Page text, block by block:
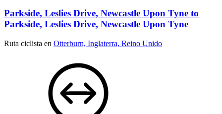
Parkside, Leslies Drive, Newcastle Upon Tyne to
Parkside, Leslies Drive, Newcastle Upon Tyne
Ruta ciclista en Otterburn, Inglaterra, Reino Unido